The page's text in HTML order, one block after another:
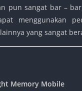
pun sangat bar –
menggunakan
yang sangat
Memory Mobile